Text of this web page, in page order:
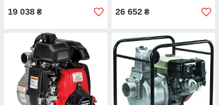
19 038 ₴ 26 652 ₴